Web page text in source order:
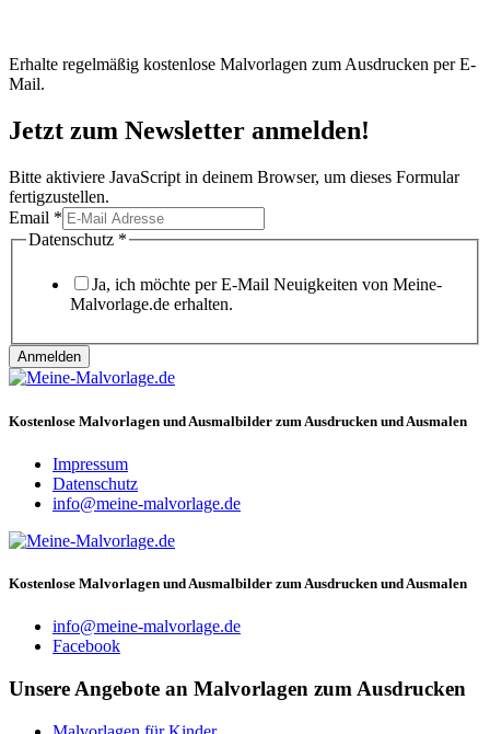
Erhalte regelmäßig kostenlose Malvorlagen zum Ausdrucken per E-
Mail.
Jetzt zum Newsletter anmelden!
Bitte aktiviere JavaScript in deinem Browser, um dieses Formular
fertigzustellen.
Email *
EmailDatenschutz *
Ja, ich möchte per E-Mail Neuigkeiten von Meine-
Malvorlage.de erhalten.
Anmelden
Kostenlose Malvorlagen und Ausmalbilder zum Ausdrucken und Ausmalen
Impressum
Datenschutz
info@meine-malvorlage.de
Kostenlose Malvorlagen und Ausmalbilder zum Ausdrucken und Ausmalen
info@meine-malvorlage.de
Facebook
Unsere Angebote an Malvorlagen zum Ausdrucken